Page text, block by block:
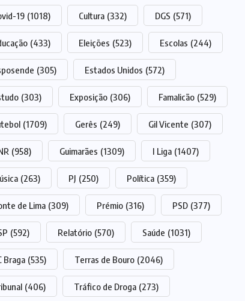
19 (1018) Cultura (332) DGS (571)
(433) Eleições (523) Escolas (244)
(305) Estados Unidos (572)
(303) Exposição (306) Famalicão (529)
(1709) Gerês (249) Gil Vicente (307)
(958) Guimarães (1309) I Liga (1407)
(263) PJ (250) Política (359)
de Lima (309) Prémio (316) PSD (377)
(592) Relatório (570) Saúde (1031)
Braga (535) Terras de Bouro (2046)
(406) Tráfico de Droga (273)